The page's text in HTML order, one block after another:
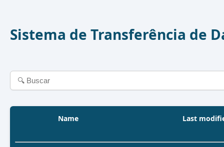
Sistema de Transferência de
Name Last